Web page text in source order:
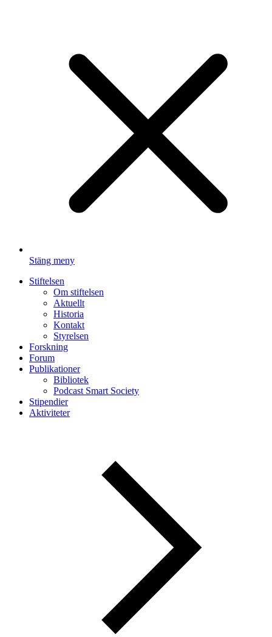
Stäng meny
Stiftelsen
Om stiftelsen
Aktuellt
Historia
Kontakt
Styrelsen
Forskning
Forum
Publikationer
Bibliotek
Podcast Smart Society
Stipendier
Aktiviteter